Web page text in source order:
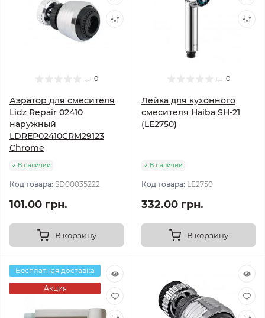
0
Аэратор для смесителя
Lidz Repair 02410
наружный
LDREP02410CRM29123
Chrome
В наличии
Код товара: SD00035222
101.00 грн.
В корзину
0
Лейка для кухонного
смесителя Haiba SH-21
(LE2750)
В наличии
Код товара: LE2750
332.00 грн.
В корзину
Бесплатная доставка
Акция